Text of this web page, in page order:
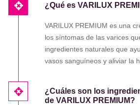
¿Qué es VARILUX
VARILUX PREMIUM es una
los síntomas de las varices
ingredientes naturales que
vasos sanguíneos y aliviar la
¿Cuáles son los
de VARILUX PREMIUM?